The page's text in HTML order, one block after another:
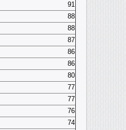
91
88
88
87
86
86
80
77
77
76
74